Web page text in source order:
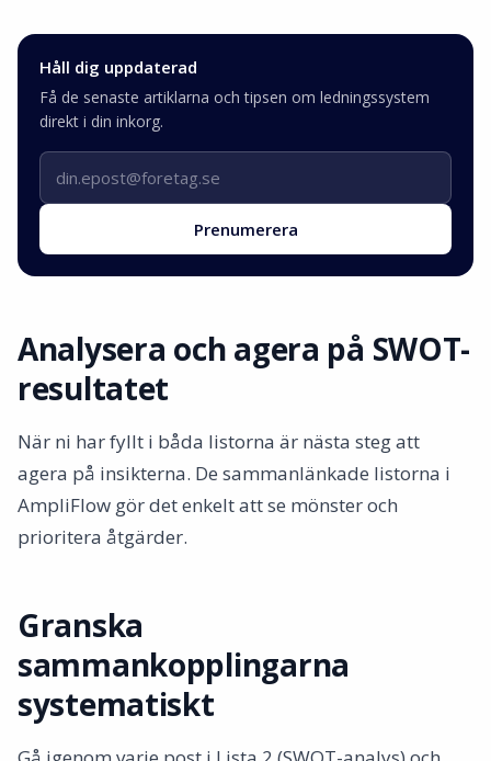
Håll dig uppdaterad
Få de senaste artiklarna och tipsen om ledningssystem
direkt i din inkorg.
E-postadress
Prenumerera
Analysera och agera på SWOT-
resultatet
När ni har fyllt i båda listorna är nästa steg att
agera på insikterna. De sammanlänkade listorna i
AmpliFlow gör det enkelt att se mönster och
prioritera åtgärder.
Granska
sammankopplingarna
systematiskt